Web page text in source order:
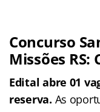
Concurso
Missões RS:
Edital abre 01
reserva. As